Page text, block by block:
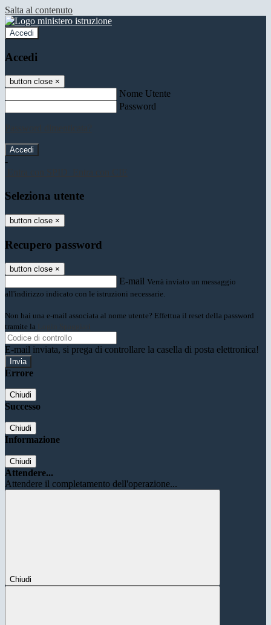
Salta al contenuto
Accedi
Accedi
button close ×
Nome Utente
Password
-
Seleziona utente
button close ×
Recupero password
button close ×
E-mail Verrà inviato un messaggio
all'indirizzo indicato con le istruzioni necessarie.
Non hai una e-mail associata al nome utente? Effettua il reset della password
tramite la
E-mail inviata, si prega di controllare la casella di posta elettronica!
Errore
Chiudi
Successo
Chiudi
Informazione
Chiudi
Attendere...
Attendere il completamento dell'operazione...
Chiudi